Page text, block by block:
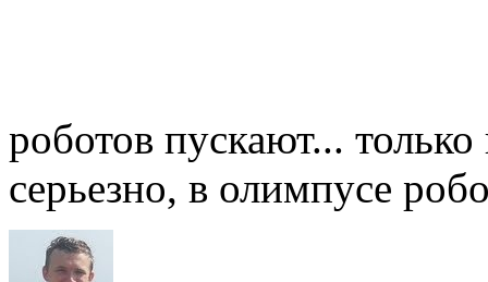
роботов пускают...
серьезно, в олимпусе